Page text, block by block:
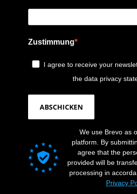
Zustimmung
I agree to receive your
the data privacy
ABSCHICKEN
We use Brevo as
platform. By
agree that the
provided will be
processing in
Privacy